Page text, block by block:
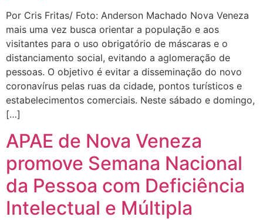
Por Cris Fritas/ Foto: Anderson Machado Nova Veneza
mais uma vez busca orientar a população e aos
visitantes para o uso obrigatório de máscaras e o
distanciamento social, evitando a aglomeração de
pessoas. O objetivo é evitar a disseminação do novo
coronavírus pelas ruas da cidade, pontos turísticos e
estabelecimentos comerciais. Neste sábado e domingo,
[…]
APAE de Nova Veneza
promove Semana Nacional
da Pessoa com Deficiência
Intelectual e Múltipla